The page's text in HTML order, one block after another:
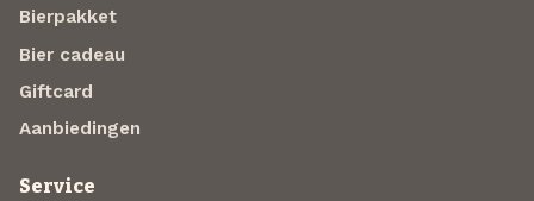
Bierpakket
Bier cadeau
Giftcard
Aanbiedingen
Service